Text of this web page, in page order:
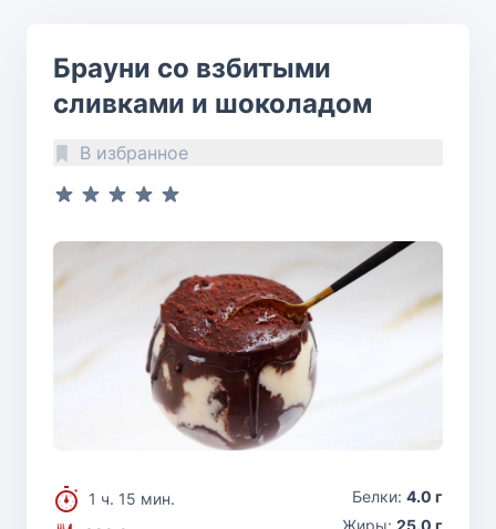
Брауни со взбитыми
сливками и шоколадом
В избранное
1 ч. 15 мин.
Белки: 4.0 г
Жиры: 25.0 г